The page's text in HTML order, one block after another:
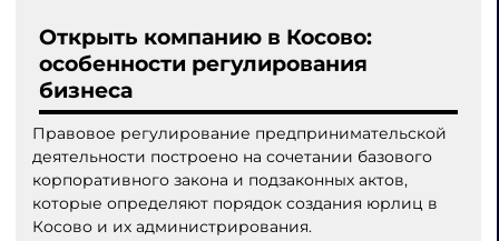
Открыть компанию в Косово:
особенности регулирования
бизнеса
Правовое регулирование предпринимательской
деятельности построено на сочетании базового
корпоративного закона и подзаконных актов,
которые определяют порядок создания юрлиц в
Косово и их администрирования.